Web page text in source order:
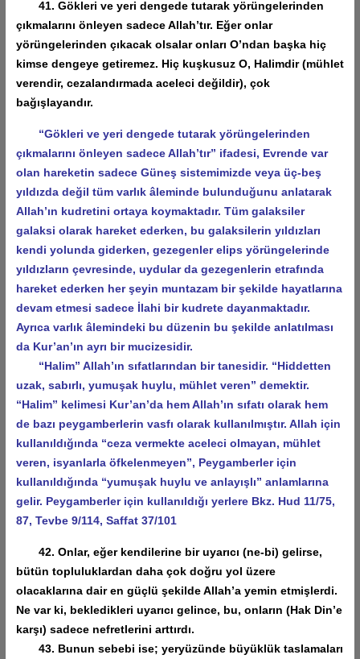
41. Gökleri ve yeri dengede tutarak yörüngelerinden
çıkmalarını önleyen sadece Allah’tır. Eğer onlar
yörüngelerinden çıkacak olsalar onları O’ndan başka hiç
kimse dengeye getiremez. Hiç kuşkusuz O, Halimdir (mühlet
verendir, cezalandırmada aceleci değildir), çok
bağışlayandır.
“Gökleri ve yeri dengede tutarak yörüngelerinden
çıkmalarını önleyen sadece Allah’tır” ifadesi, Evrende var
olan hareketin sadece Güneş sistemimizde veya üç-beş
yıldızda değil tüm varlık âleminde bulunduğunu anlatarak
Allah’ın kudretini ortaya koymaktadır. Tüm galaksiler
galaksi olarak hareket ederken, bu galaksilerin yıldızları
kendi yolunda giderken, gezegenler elips yörüngelerinde
yıldızların çevresinde, uydular da gezegenlerin etrafında
hareket ederken her şeyin muntazam bir şekilde hayatlarına
devam etmesi sadece İlahi bir kudrete dayanmaktadır.
Ayrıca varlık âlemindeki bu düzenin bu şekilde anlatılması
da Kur’an’ın ayrı bir mucizesidir.
“Halim” Allah’ın sıfatlarından bir tanesidir. “Hiddetten
uzak, sabırlı, yumuşak huylu, mühlet veren” demektir.
“Halim” kelimesi Kur’an’da hem Allah’ın sıfatı olarak hem
de bazı peygamberlerin vasfı olarak kullanılmıştır. Allah için
kullanıldığında “ceza vermekte aceleci olmayan, mühlet
veren, isyanlarla öfkelenmeyen”, Peygamberler için
kullanıldığında “yumuşak huylu ve anlayışlı” anlamlarına
gelir. Peygamberler için kullanıldığı yerlere Bkz. Hud 11/75,
87, Tevbe 9/114, Saffat 37/101
42. Onlar, eğer kendilerine bir uyarıcı (ne-bi) gelirse,
bütün topluluklardan daha çok doğru yol üzere
olacaklarına dair en güçlü şekilde Allah’a yemin etmişlerdi.
Ne var ki, bekledikleri uyarıcı gelince, bu, onların (Hak Din’e
karşı) sadece nefretlerini arttırdı.
43. Bunun sebebi ise; yeryüzünde büyüklük taslamaları